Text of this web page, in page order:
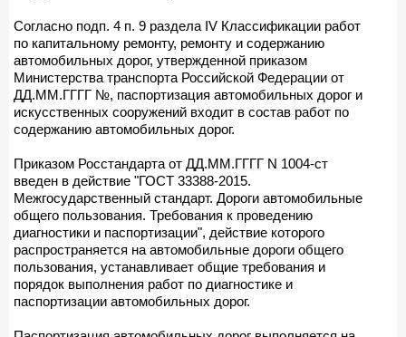
Согласно подп. 4 п. 9 раздела IV Классификации работ
по капитальному ремонту, ремонту и содержанию
автомобильных дорог, утвержденной приказом
Министерства транспорта Российской Федерации от
ДД.ММ.ГГГГ №, паспортизация автомобильных дорог и
искусственных сооружений входит в состав работ по
содержанию автомобильных дорог.
Приказом Росстандарта от ДД.ММ.ГГГГ N 1004-ст
введен в действие "ГОСТ 33388-2015.
Межгосударственный стандарт. Дороги автомобильные
общего пользования. Требования к проведению
диагностики и паспортизации", действие которого
распространяется на автомобильные дороги общего
пользования, устанавливает общие требования и
порядок выполнения работ по диагностике и
паспортизации автомобильных дорог.